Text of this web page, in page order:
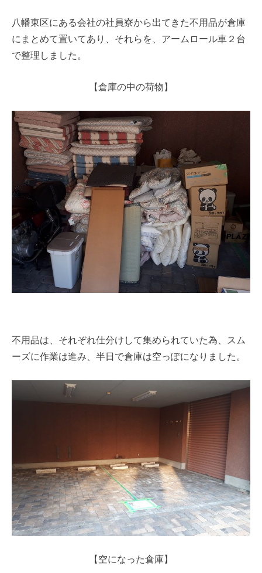
八幡東区にある会社の社員寮から出てきた不用品が倉庫
にまとめて置いてあり、それらを、アームロール車２台
で整理しました。
【倉庫の中の荷物】
不用品は、それぞれ仕分けして集められていた為、スム
ーズに作業は進み、半日で倉庫は空っぽになりました。
【空になった倉庫】